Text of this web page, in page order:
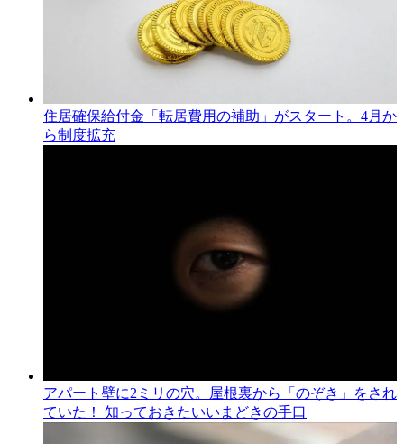
住居確保給付金「転居費用の補助」がスタート。4月か
ら制度拡充
アパート壁に2ミリの穴。屋根裏から「のぞき」をされ
ていた！ 知っておきたいいまどきの手口